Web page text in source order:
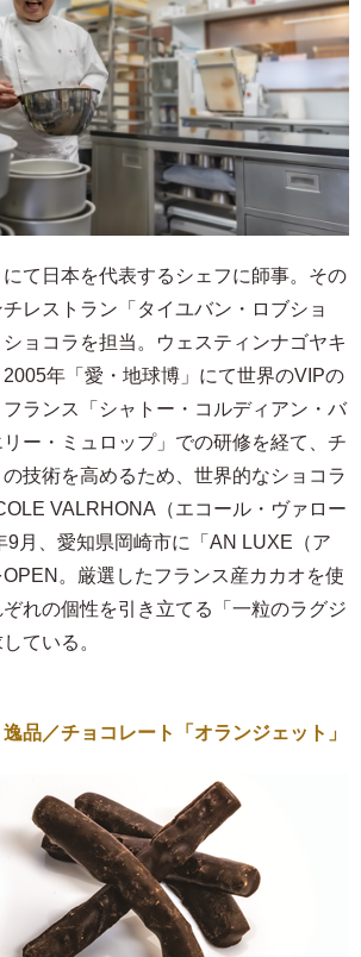
にて日本を代表するシェフに師事。その
レストラン「タイユバン・ロブショ
ョコラを担当。ウェスティンナゴヤキ
年「愛・地球博」にて世界のVIPの
ランス「シャトー・コルディアン・バ
ー・ミュロップ」での研修を経て、チ
技術を高めるため、世界的なショコラ
VALRHONA（エコール・ヴァロー
9月、愛知県岡崎市に「AN LUXE（ア
。厳選したフランス産カカオを使
れの個性を引き立てる「一粒のラグジ
ている。
品／チョコレート「オランジェット」